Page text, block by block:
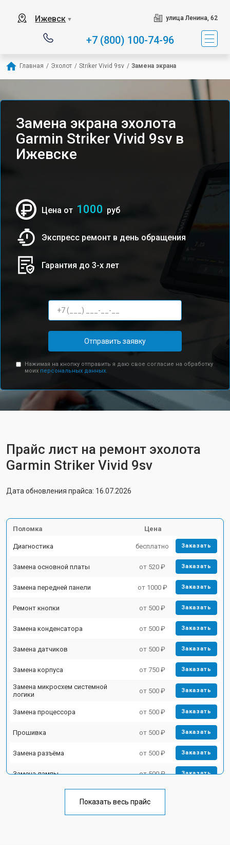
Ижевск ▼ улица Ленина, 62
+7 (800) 100-74-96
Главная / Эхолот / Striker Vivid 9sv / Замена экрана
Замена экрана эхолота
Garmin Striker Vivid 9sv в
Ижевске
Цена от 1000 руб
Экспресс ремонт в день обращения
Гарантия до 3-х лет
Отправить заявку
Нажимая на кнопку отправить я даю свое согласие на обработку
моих персональных данных.
Прайс лист на ремонт эхолота
Garmin Striker Vivid 9sv
Дата обновления прайса: 16.07.2026
Поломка Цена
Диагностика бесплатно Заказать
Замена основной платы от 520 ₽ Заказать
Замена передней панели от 1000 ₽ Заказать
Ремонт кнопки от 500 ₽ Заказать
Замена конденсатора от 500 ₽ Заказать
Замена датчиков от 500 ₽ Заказать
Замена корпуса от 750 ₽ Заказать
Замена микросхем системной
логики
от 500 ₽ Заказать
Замена процессора от 500 ₽ Заказать
Прошивка от 500 ₽ Заказать
Замена разъёма от 500 ₽ Заказать
Замена лампы от 500 ₽ Заказать
Показать весь прайс